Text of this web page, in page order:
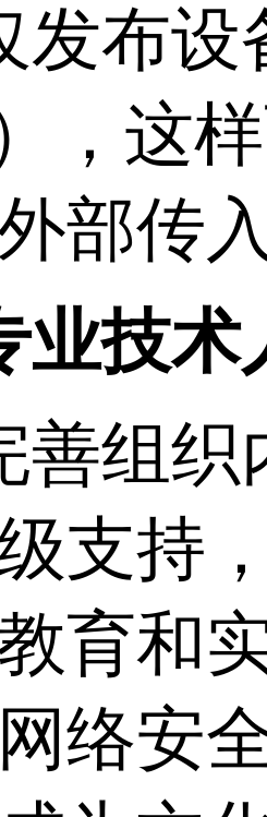
发布
，这
部传
业技
善组织
支持
育和
络安